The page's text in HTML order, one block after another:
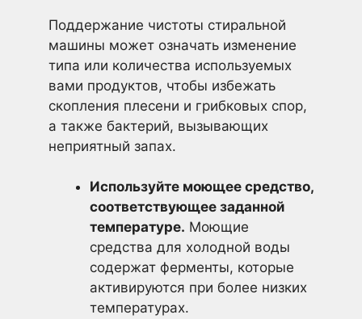
Поддержание чистоты стиральной
машины может означать изменение
типа или количества используемых
вами продуктов, чтобы избежать
скопления плесени и грибковых спор,
а также бактерий, вызывающих
неприятный запах.
Используйте моющее средство,
соответствующее заданной
температуре. Моющие
средства для холодной воды
содержат ферменты, которые
активируются при более низких
температурах.